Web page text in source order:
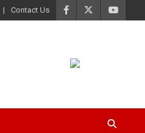
Contact Us